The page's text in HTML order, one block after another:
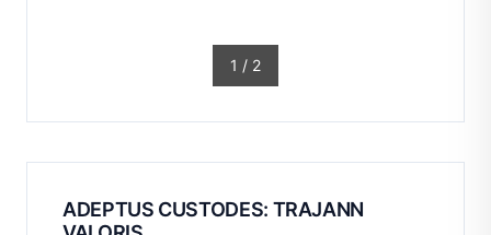
1 / 2
ADEPTUS CUSTODES: TRAJANN